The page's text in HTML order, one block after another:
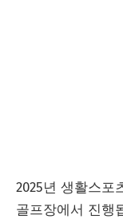
2025년 생활스포
골프장에서 진행